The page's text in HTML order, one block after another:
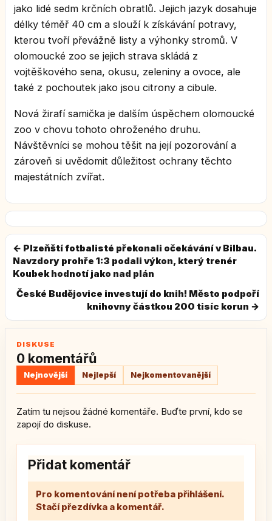
jako lidé sedm krčních obratlů. Jejich jazyk dosahuje
délky téměř 40 cm a slouží k získávání potravy,
kterou tvoří převážně listy a výhonky stromů. V
olomoucké zoo se jejich strava skládá z
vojtěškového sena, okusu, zeleniny a ovoce, ale
také z pochoutek jako jsou citrony a cibule.
Nová žirafí samička je dalším úspěchem olomoucké
zoo v chovu tohoto ohroženého druhu.
Návštěvníci se mohou těšit na její pozorování a
zároveň si uvědomit důležitost ochrany těchto
majestátních zvířat.
← Plzeňští fotbalisté překonali očekávání v Bilbau.
Navzdory prohře 1:3 podali výkon, který trenér
Koubek hodnotí jako nad plán
České Budějovice investují do knih! Město podpoří
knihovny částkou 200 tisíc korun →
DISKUSE
0 komentářů
Nejnovější Nejlepší Nejkomentovanější
Zatím tu nejsou žádné komentáře. Buďte první, kdo se
zapojí do diskuse.
Přidat komentář
Pro komentování není potřeba přihlášení.
Stačí přezdívka a komentář.